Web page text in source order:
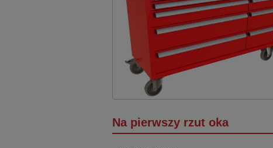
Na pierwszy rzut oka